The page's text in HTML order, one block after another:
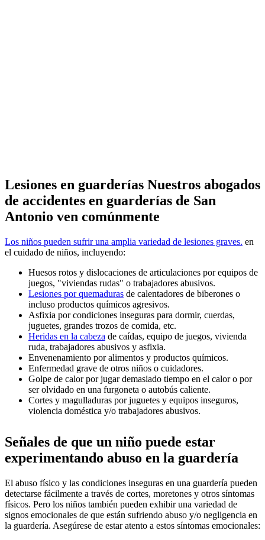
Lesiones en guarderías Nuestros abogados
de accidentes en guarderías de San
Antonio ven comúnmente
Los niños pueden sufrir una amplia variedad de lesiones graves. en
el cuidado de niños, incluyendo:
Huesos rotos y dislocaciones de articulaciones por equipos de
juegos, "viviendas rudas" o trabajadores abusivos.
Lesiones por quemaduras de calentadores de biberones o
incluso productos químicos agresivos.
Asfixia por condiciones inseguras para dormir, cuerdas,
juguetes, grandes trozos de comida, etc.
Heridas en la cabeza de caídas, equipo de juegos, vivienda
ruda, trabajadores abusivos y asfixia.
Envenenamiento por alimentos y productos químicos.
Enfermedad grave de otros niños o cuidadores.
Golpe de calor por jugar demasiado tiempo en el calor o por
ser olvidado en una furgoneta o autobús caliente.
Cortes y magulladuras por juguetes y equipos inseguros,
violencia doméstica y/o trabajadores abusivos.
Señales de que un niño puede estar
experimentando abuso en la guardería
El abuso físico y las condiciones inseguras en una guardería pueden
detectarse fácilmente a través de cortes, moretones y otros síntomas
físicos. Pero los niños también pueden exhibir una variedad de
signos emocionales de que están sufriendo abuso y/o negligencia en
la guardería. Asegúrese de estar atento a estos síntomas emocionales: